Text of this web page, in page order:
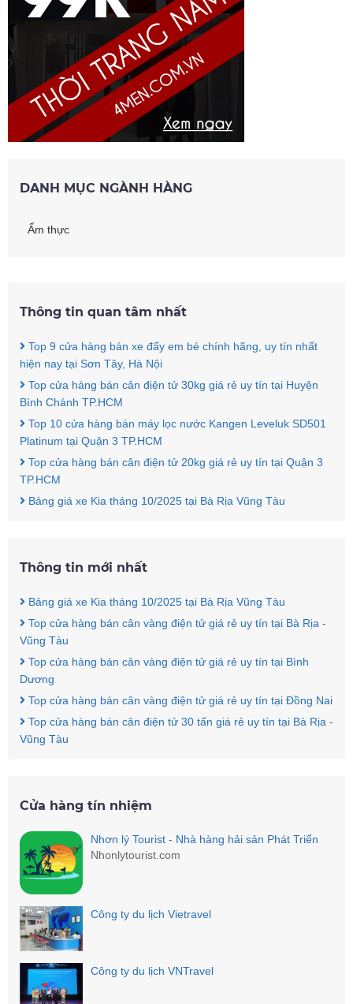
DANH MỤC NGÀNH HÀNG
Ẩm thực
Thông tin quan tâm nhất
Top 9 cửa hàng bán xe đẩy em bé chính hãng, uy tín nhất
hiện nay tại Sơn Tây, Hà Nội
Top cửa hàng bán cân điện tử 30kg giá rẻ uy tín tại Huyện
Bình Chánh TP.HCM
Top 10 cửa hàng bán máy lọc nước Kangen Leveluk SD501
Platinum tại Quận 3 TP.HCM
Top cửa hàng bán cân điện tử 20kg giá rẻ uy tín tại Quận 3
TP.HCM
Bảng giá xe Kia tháng 10/2025 tại Bà Rịa Vũng Tàu
Thông tin mới nhất
Bảng giá xe Kia tháng 10/2025 tại Bà Rịa Vũng Tàu
Top cửa hàng bán cân vàng điện tử giá rẻ uy tín tại Bà Rịa -
Vũng Tàu
Top cửa hàng bán cân vàng điện tử giá rẻ uy tín tại Bình
Dương
Top cửa hàng bán cân vàng điện tử giá rẻ uy tín tại Đồng Nai
Top cửa hàng bán cân điện tử 30 tấn giá rẻ uy tín tại Bà Rịa -
Vũng Tàu
Cửa hàng tín nhiệm
Nhơn lý Tourist - Nhà hàng hải sản Phát Triển
Nhonlytourist.com
Công ty du lịch Vietravel
Công ty du lịch VNTravel